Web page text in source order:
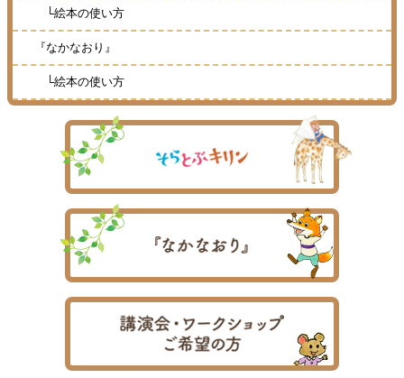
講演会・ワークショップご希望の方
リンク
└絵本の使い方
『なかなおり』
└絵本の使い方